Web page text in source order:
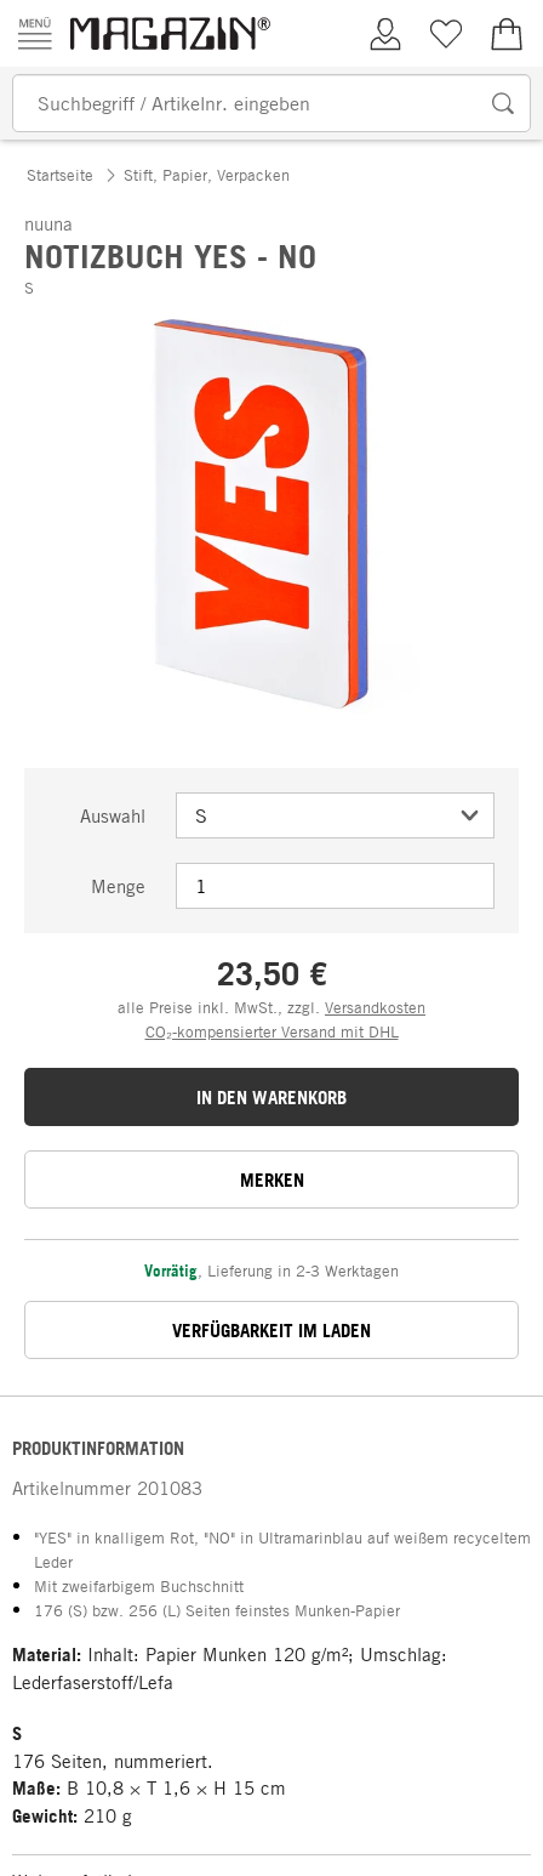
Zum Inhalt springen
Kundenkonto
Merkliste
Startseite Stift, Papier, Verpacken
nuuna
NOTIZBUCH YES - NO
S
Auswahl
Menge
23,50 €
alle Preise inkl. MwSt., zzgl. Versandkosten
CO₂-kompensierter Versand mit DHL
IN DEN WARENKORB
MERKEN
Vorrätig Lieferung in 2-3 Werktagen
VERFÜGBARKEIT IM LADEN
PRODUKTINFORMATION
Artikelnummer 201083
"YES" in knalligem Rot, "NO" in Ultramarinblau auf weißem recyceltem
Leder
Mit zweifarbigem Buchschnitt
176 (S) bzw. 256 (L) Seiten feinstes Munken-Papier
Material: Inhalt: Papier Munken 120 g/m²; Umschlag:
Lederfaserstoff/Lefa
S
176 Seiten, nummeriert.
Maße: B 10,8 × T 1,6 × H 15 cm
Gewicht: 210 g